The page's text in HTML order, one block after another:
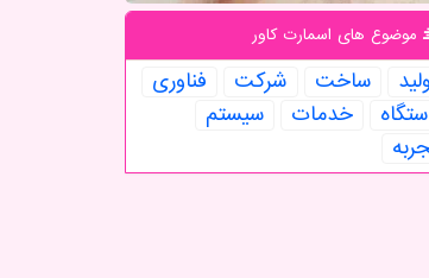
موضوع های اسمارت كاور
ساخت شركت
فناوری
خدمات
سیستم